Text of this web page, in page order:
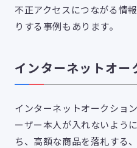
不正アクセスにつながる情
りする事例もあります。
インターネットオ
インターネットオークショ
ーザー本人が入れないよう
ち、高額な商品を落札する